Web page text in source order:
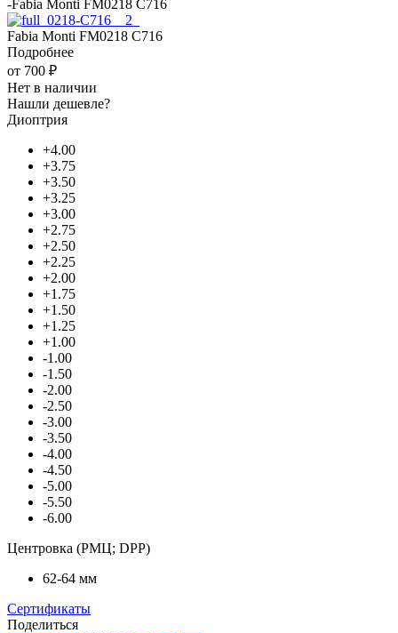
-Fabia Monti FM0218 C716
Fabia Monti FM0218 C716
Подробнее
от 700 ₽
Нет в наличии
Нашли дешевле?
Диоптрия
+4.00
+3.75
+3.50
+3.25
+3.00
+2.75
+2.50
+2.25
+2.00
+1.75
+1.50
+1.25
+1.00
-1.00
-1.50
-2.00
-2.50
-3.00
-3.50
-4.00
-4.50
-5.00
-5.50
-6.00
Центровка (РМЦ; DPP)
62-64 мм
Сертификаты
Поделиться